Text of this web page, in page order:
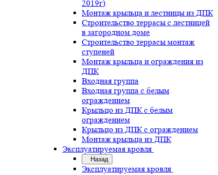
2019г)
Монтаж крыльца и лестницы из ДПК
Строительство террасы с лестницей
в загородном доме
Строительство террасы монтаж
ступеней
Монтаж крыльца и ограждения из
ДПК
Входная группа
Входная группа с белым
ограждением
Крыльцо из ДПК с белым
ограждением
Крыльцо из ДПК с ограждением
Монтаж крыльца из ДПК
Эксплуатируемая кровля
Назад
Эксплуатируемая кровля